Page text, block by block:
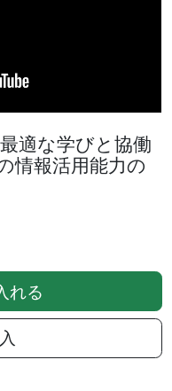
適な学びと協働
情報活用能力の
れる